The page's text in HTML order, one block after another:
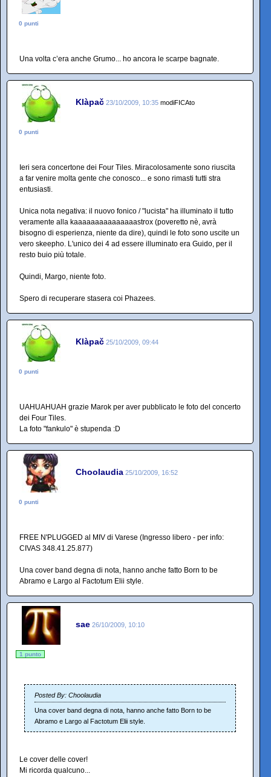
0 punti
Una volta c’era anche Grumo... ho ancora le scarpe bagnate.
Klàpač 23/10/2009, 10:35 modiFICAto
0 punti
Ieri sera concertone dei Four Tiles. Miracolosamente sono riuscita
a far venire molta gente che conosco... e sono rimasti tutti stra
entusiasti.
Unica nota negativa: il nuovo fonico / "lucista" ha illuminato il tutto
veramente alla kaaaaaaaaaaaaaaastrox (poveretto nè, avrà
bisogno di esperienza, niente da dire), quindi le foto sono uscite un
vero skeepho. L'unico dei 4 ad essere illuminato era Guido, per il
resto buio più totale.
Quindi, Margo, niente foto.
Spero di recuperare stasera coi Phazees.
Klàpač 25/10/2009, 09:44
0 punti
UAHUAHUAH grazie Marok per aver pubblicato le foto del concerto
dei Four Tiles.
La foto "fankulo" è stupenda :D
Choolaudia 25/10/2009, 16:52
0 punti
FREE N'PLUGGED al MIV di Varese (Ingresso libero - per info:
CIVAS 348.41.25.877)
Una cover band degna di nota, hanno anche fatto Born to be
Abramo e Largo al Factotum Elii style.
sae 26/10/2009, 10:10
1 punto
Posted By: Choolaudia
Una cover band degna di nota, hanno anche fatto Born to be
Abramo e Largo al Factotum Elii style.
Le cover delle cover!
Mi ricorda qualcuno...